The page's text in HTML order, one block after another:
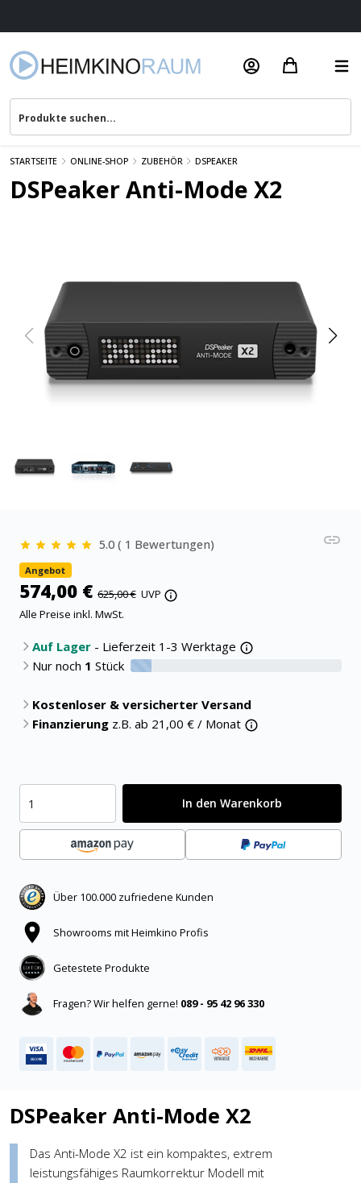
STARTSEITE ONLINE-SHOP ZUBEHÖR DSPEAKER
DSPeaker Anti-Mode X2
5.0 ( 1 Bewertungen)
Angebot
574,00 € 625,00 € UVP
Alle Preise inkl. MwSt.
Auf Lager - Lieferzeit 1-3 Werktage
Nur noch 1 Stück 10% verfügbar
Kostenloser & versicherter Versand
Finanzierung z.B. ab 21,00 € / Monat
In den Warenkorb
Über 100.000 zufriedene Kunden
Showrooms mit Heimkino Profis
Getestete Produkte
Fragen? Wir helfen gerne! 089 - 95 42 96 330
DSPeaker Anti-Mode X2
Das Anti-Mode X2 ist ein kompaktes, extrem
leistungsfähiges Raumkorrektur Modell mit